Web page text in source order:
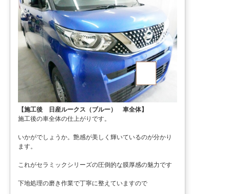
【施工後 日産ルークス（ブルー） 車全体】
施工後の車全体の仕上がりです。
いかがでしょうか。艶感が美しく輝いているのが分かり
ます。
これがセラミックシリーズの圧倒的な膜厚感の魅力です
下地処理の磨き作業で丁寧に整えていますので